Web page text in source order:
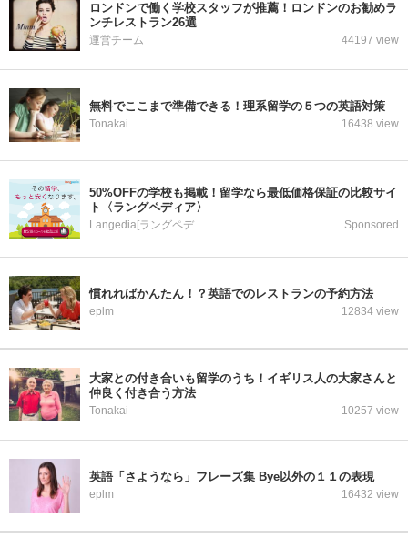
ロンドンで働く学校スタッフが推薦！ロンドンのお勧めラ
ンチレストラン26選
運営チーム 44197 view
無料でここまで準備できる！理系留学の５つの英語対策
Tonakai 16438 view
50%OFFの学校も掲載！留学なら最低価格保証の比較サイ
ト〈ラングペディア〉
Langedia[ラングペディア] Sponsored
慣れればかんたん！？英語でのレストランの予約方法
eplm 12834 view
大家との付き合いも留学のうち！イギリス人の大家さんと
仲良く付き合う方法
Tonakai 10257 view
英語「さようなら」フレーズ集 Bye以外の１１の表現
eplm 16432 view